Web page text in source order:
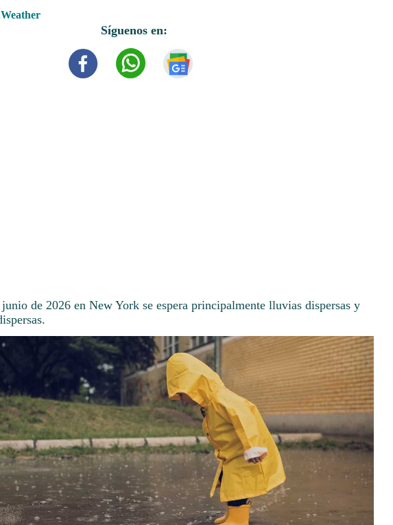
Síguenos en:
de 2026 en New York se espera principalmente lluvias dispersas y